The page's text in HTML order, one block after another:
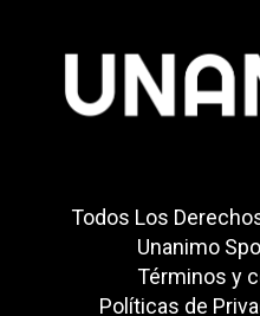
Todos Los
Unanimo
Términos y
Políticas de